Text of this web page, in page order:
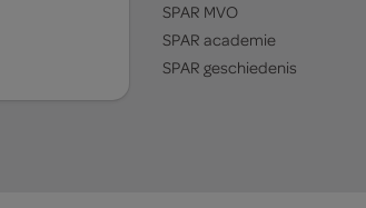
SPAR MVO
SPAR academie
SPAR geschiedenis